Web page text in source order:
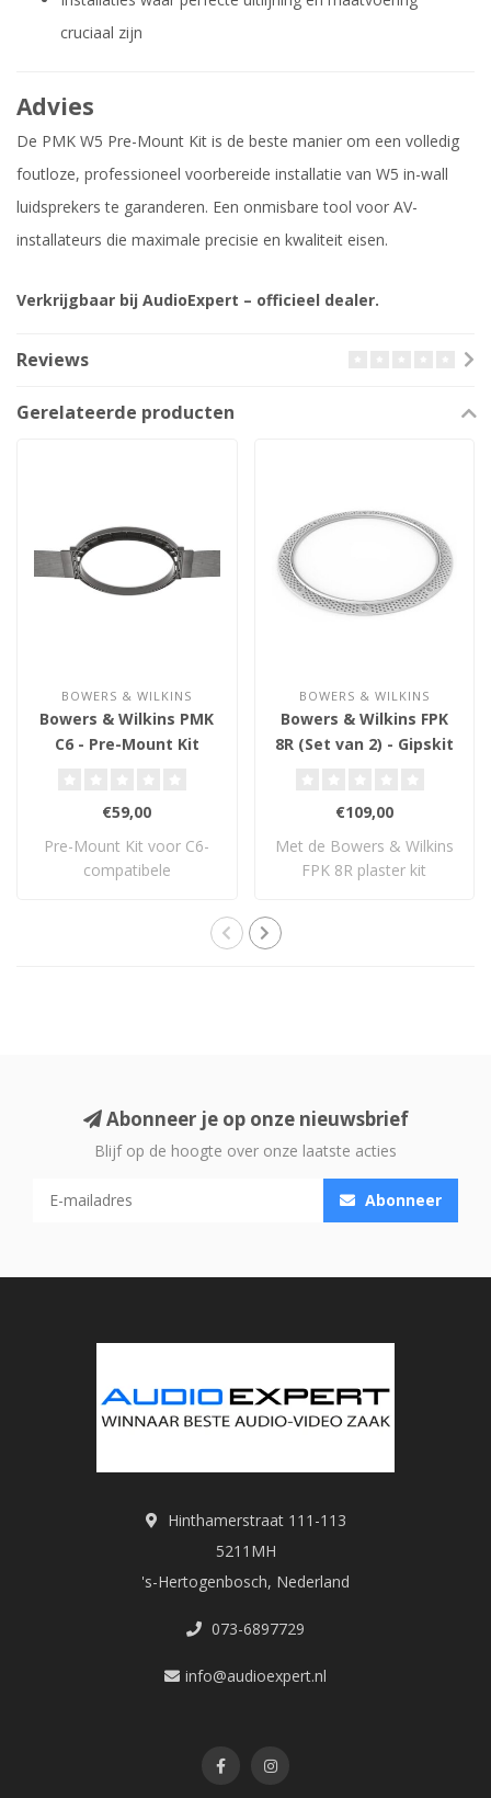
cruciaal zijn
Advies
De PMK W5 Pre-Mount Kit is de beste manier om een volledig
foutloze, professioneel voorbereide installatie van W5 in-wall
luidsprekers te garanderen. Een onmisbare tool voor AV-
installateurs die maximale precisie en kwaliteit eisen.
Verkrijgbaar bij AudioExpert – officieel dealer.
Reviews
Gerelateerde producten
BOWERS & WILKINS
Bowers & Wilkins PMK
C6 - Pre-Mount Kit
€59,00
Pre-Mount Kit voor C6-
compatibele
BOWERS & WILKINS
Bowers & Wilkins FPK
8R (Set van 2) - Gipskit
€109,00
Met de Bowers & Wilkins
FPK 8R plaster kit
Abonneer je op onze nieuwsbrief
Blijf op de hoogte over onze laatste acties
Abonneer
Hinthamerstraat 111-113
5211MH
's-Hertogenbosch, Nederland
073-6897729
info@audioexpert.nl